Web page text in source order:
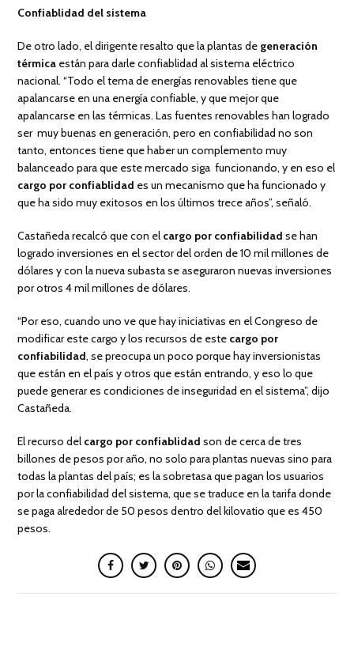
Confiablidad del sistema
De otro lado, el dirigente resalto que la plantas de generación
térmica están para darle confiablidad al sistema eléctrico
nacional. “Todo el tema de energías renovables tiene que
apalancarse en una energía confiable, y que mejor que
apalancarse en las térmicas. Las fuentes renovables han logrado
ser muy buenas en generación, pero en confiabilidad no son
tanto, entonces tiene que haber un complemento muy
balanceado para que este mercado siga funcionando, y en eso el
cargo por confiablidad es un mecanismo que ha funcionado y
que ha sido muy exitosos en los últimos trece años”, señaló.
Castañeda recalcó que con el cargo por confiabilidadse han
logrado inversiones en el sector del orden de 10 mil millones de
dólares y con la nueva subasta se aseguraron nuevas inversiones
por otros 4 mil millones de dólares.
“Por eso, cuando uno ve que hay iniciativas en el Congreso de
modificar este cargo y los recursos de este cargo por
confiabilidad, se preocupa un poco porque hay inversionistas
que están en el país y otros que están entrando, y eso lo que
puede generar es condiciones de inseguridad en el sistema”, dijo
Castañeda.
El recurso del cargo por confiablidadson de cerca de tres
billones de pesos por año, no solo para plantas nuevas sino para
todas la plantas del país; es la sobretasa que pagan los usuarios
por la confiabilidad del sistema, que se traduce en la tarifa donde
se paga alrededor de 50 pesos dentro del kilovatio que es 450
pesos.